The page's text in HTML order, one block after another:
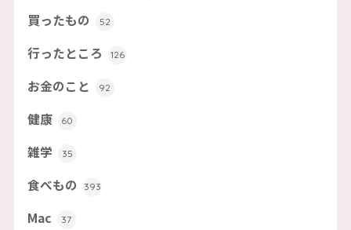
買ったもの 52
行ったところ 126
お金のこと 92
健康 60
雑学 35
食べもの 393
Mac 37